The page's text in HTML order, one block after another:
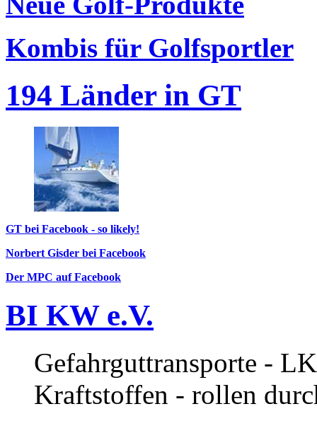
Kombis für Golfsportler
194 Länder in GT
GT bei Facebook - so likely!
Norbert Gisder bei Facebook
Der MPC auf Facebook
BI KW e.V.
Gefahrguttransporte -
Kraftstoffen - rollen